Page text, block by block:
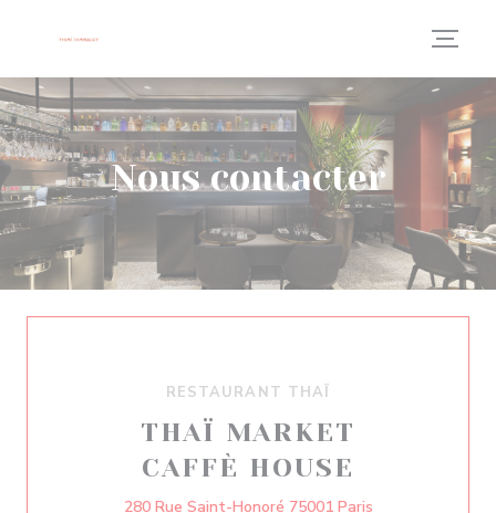
Nous contacter
RESTAURANT THAÏ
THAÏ MARKET
CAFFÈ HOUSE
280 Rue Saint-Honoré 75001 Paris((ouvre une